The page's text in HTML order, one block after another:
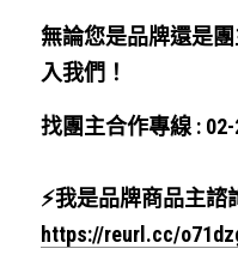
無論您是品牌還是
入我們！
找團主合作專線 : 02-
https://reurl.cc/